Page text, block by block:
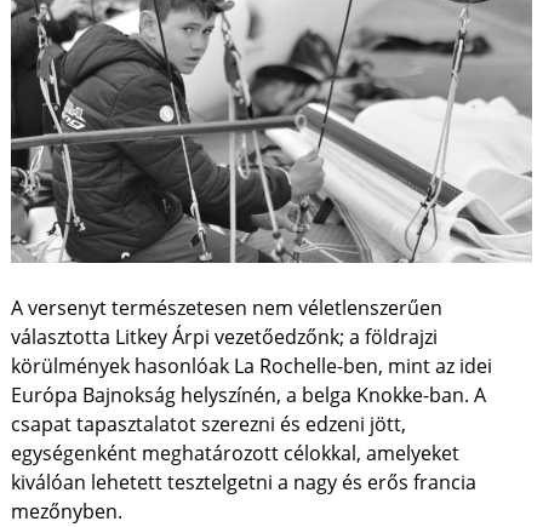
A versenyt természetesen nem véletlenszerűen
választotta Litkey Árpi vezetőedzőnk; a földrajzi
körülmények hasonlóak La Rochelle-ben, mint az idei
Európa Bajnokság helyszínén, a belga Knokke-ban. A
csapat tapasztalatot szerezni és edzeni jött,
egységenként meghatározott célokkal, amelyeket
kiválóan lehetett tesztelgetni a nagy és erős francia
mezőnyben.